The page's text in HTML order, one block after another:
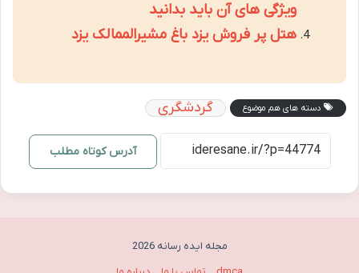
ویژگی های آن باید بدانید
هتل پر فروش یزد باغ مشیرالممالک یزد
دسته های هم موضوع گردشگری
آدرس کوتاه مطلب
مجله ایده رسانه 2026